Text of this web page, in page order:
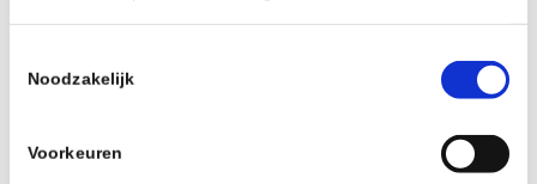
Noodzakelijk
Voorkeuren